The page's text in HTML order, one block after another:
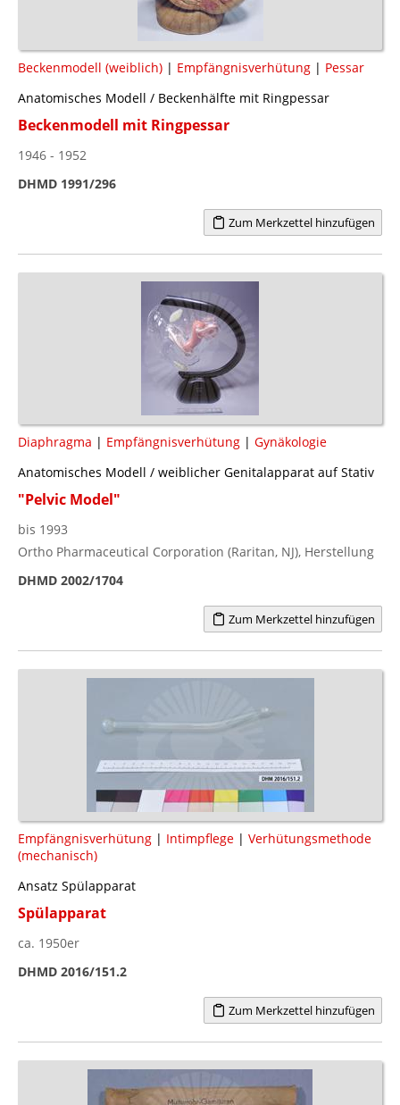
Beckenmodell (weiblich) | Empfängnisverhütung | Pessar
Anatomisches Modell / Beckenhälfte mit Ringpessar
Beckenmodell mit Ringpessar
1946 - 1952
DHMD 1991/296
Zum Merkzettel hinzufügen
Diaphragma | Empfängnisverhütung | Gynäkologie
Anatomisches Modell / weiblicher Genitalapparat auf Stativ
"Pelvic Model"
bis 1993
Ortho Pharmaceutical Corporation (Raritan, NJ), Herstellung
DHMD 2002/1704
Zum Merkzettel hinzufügen
Empfängnisverhütung | Intimpflege | Verhütungsmethode
(mechanisch)
Ansatz Spülapparat
Spülapparat
ca. 1950er
DHMD 2016/151.2
Zum Merkzettel hinzufügen